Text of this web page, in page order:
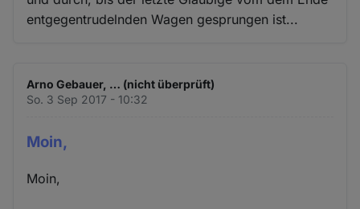
entgegentrudelnden Wagen gesprungen ist...
Arno Gebauer, … (nicht überprüft)
So. 3 Sep 2017 - 10:32
Moin,
Moin,